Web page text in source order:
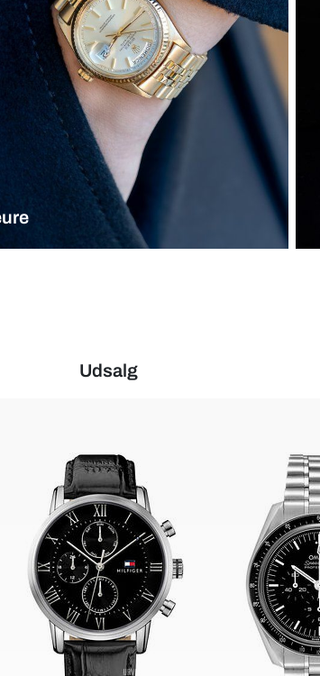
Udsalg